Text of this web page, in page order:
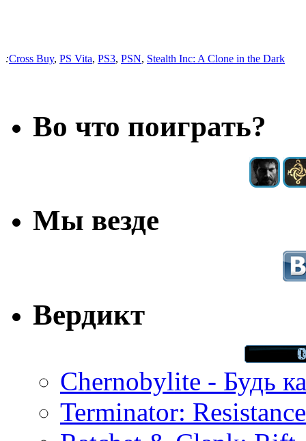
:Cross Buy, PS Vita, PS3, PSN, Stealth Inc: A Clone in the Dark
Во что поиграть?
Мы везде
Вердикт
Chernobylite - Будь
Terminator: